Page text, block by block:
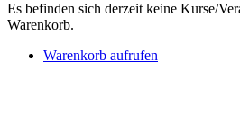
Es befinden sich derzeit keine Kurse/
Warenkorb.
Warenkorb aufrufen